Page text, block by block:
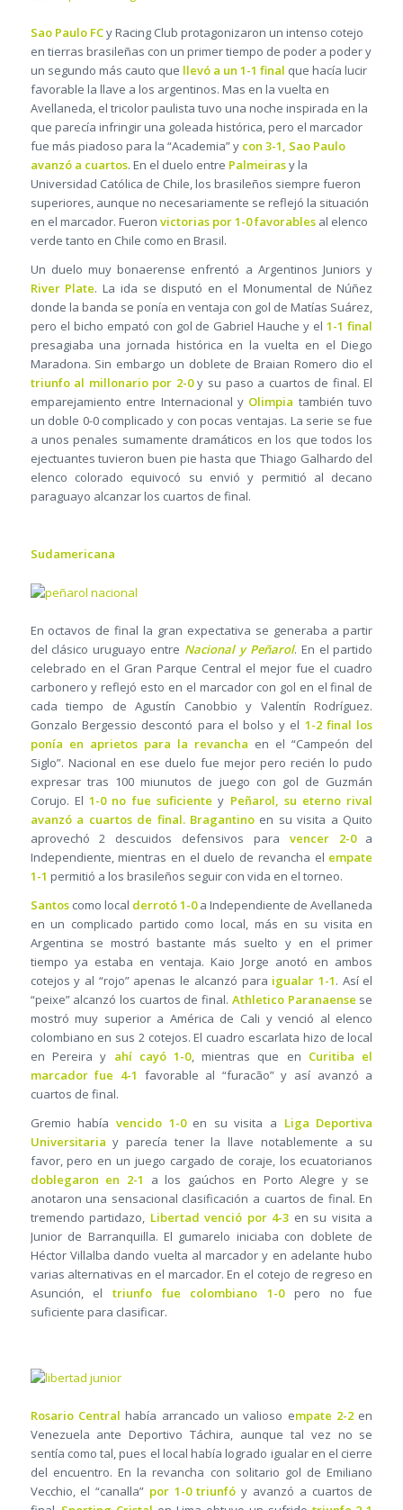
Sao Paulo FCy Racing Club protagonizaron un intenso cotejo
en tierras brasileñas con un primer tiempo de poder a poder y
un segundo más cauto que llevó a un 1-1 final que hacía lucir
favorable la llave a los argentinos. Mas en la vuelta en
Avellaneda, el tricolor paulista tuvo una noche inspirada en la
que parecía infringir una goleada histórica, pero el marcador
fue más piadoso para la “Academia” y con 3-1, Sao Paulo
avanzó a cuartos. En el duelo entre Palmeirasy la
Universidad Católica de Chile, los brasileños siempre fueron
superiores, aunque no necesariamente se reflejó la situación
en el marcador. Fueron victorias por 1-0 favorablesal elenco
verde tanto en Chile como en Brasil.
Un duelo muy bonaerense enfrentó a Argentinos Juniors y
River Plate. La ida se disputó en el Monumental de Núñez
donde la banda se ponía en ventaja con gol de Matías Suárez,
pero el bicho empató con gol de Gabriel Hauche y el 1-1 final
presagiaba una jornada histórica en la vuelta en el Diego
Maradona. Sin embargo un doblete de Braian Romero dio el
triunfo al millonario por 2-0y su paso a cuartos de final. El
emparejamiento entre Internacional y Olimpia también tuvo
un doble 0-0 complicado y con pocas ventajas. La serie se fue
a unos penales sumamente dramáticos en los que todos los
ejectuantes tuvieron buen pie hasta que Thiago Galhardo del
elenco colorado equivocó su envió y permitió al decano
paraguayo alcanzar los cuartos de final.
Sudamericana
En octavos de final la gran expectativa se generaba a partir
del clásico uruguayo entre Nacional y Peñarol. En el partido
celebrado en el Gran Parque Central el mejor fue el cuadro
carbonero y reflejó esto en el marcador con gol en el final de
cada tiempo de Agustín Canobbio y Valentín Rodríguez.
Gonzalo Bergessio descontó para el bolso y el 1-2 final los
ponía en aprietos para la revancha en el “Campeón del
Siglo”. Nacional en ese duelo fue mejor pero recién lo pudo
expresar tras 100 miunutos de juego con gol de Guzmán
Corujo. El 1-0 no fue suficiente y Peñarol, su eterno rival
avanzó a cuartos de final. Bragantino en su visita a Quito
aprovechó 2 descuidos defensivos para vencer 2-0a
Independiente, mientras en el duelo de revancha el empate
1-1 permitió a los brasileños seguir con vida en el torneo.
Santoscomo local derrotó 1-0a Independiente de Avellaneda
en un complicado partido como local, más en su visita en
Argentina se mostró bastante más suelto y en el primer
tiempo ya estaba en ventaja. Kaio Jorge anotó en ambos
cotejos y al “rojo” apenas le alcanzó para igualar 1-1. Así el
“peixe” alcanzó los cuartos de final. Athletico Paranaense se
mostró muy superior a América de Cali y venció al elenco
colombiano en sus 2 cotejos. El cuadro escarlata hizo de local
en Pereira y ahí cayó 1-0, mientras que en Curitiba el
marcador fue 4-1 favorable al “furacão” y así avanzó a
cuartos de final.
Gremio había vencido 1-0en su visita a Liga Deportiva
Universitaria y parecía tener la llave notablemente a su
favor, pero en un juego cargado de coraje, los ecuatorianos
doblegaron en 2-1
a los gaúchos en Porto Alegre y se
anotaron una sensacional clasificación a cuartos de final. En
tremendo partidazo, Libertad venció por 4-3 en su visita a
Junior de Barranquilla. El gumarelo iniciaba con doblete de
Héctor Villalba dando vuelta al marcador y en adelante hubo
varias alternativas en el marcador. En el cotejo de regreso en
Asunción, eltriunfo fue colombiano 1-0pero no fue
suficiente para clasificar.
Rosario Central había arrancado un valioso empate 2-2 en
Venezuela ante Deportivo Táchira, aunque tal vez no se
sentía como tal, pues el local había logrado igualar en el cierre
del encuentro. En la revancha con solitario gol de Emiliano
Vecchio, el “canalla” por 1-0 triunfó y avanzó a cuartos de